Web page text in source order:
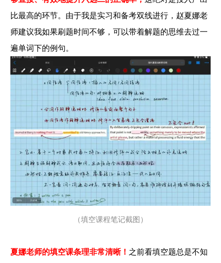
比最高的环节。由于我是实习和备考双线进行，赵夏娜老
师建议我如果刷题时间不够，可以带着解题的思维去过一
遍单词下的例句。
（填空课程笔记截图）
夏娜老师的填空课条理非常清晰！ 之前看填空题总是不知